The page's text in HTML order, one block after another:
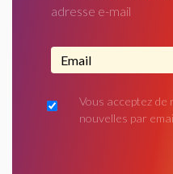
adresse e-mail
Adresse email...
Vous acceptez
nouvelles par